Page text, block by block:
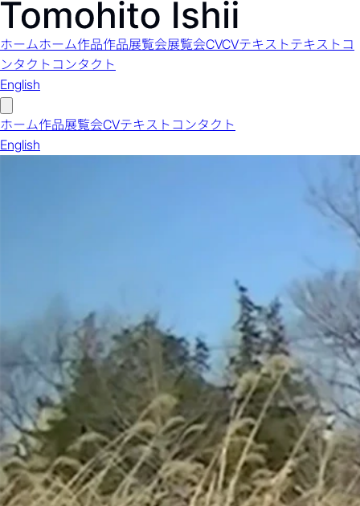
ホームホーム作品作品展覧会展覧会CVCVテキストテキスト コ
ンタクト コンタクト
English
ホーム作品展覧会CVテキスト コンタクト
English